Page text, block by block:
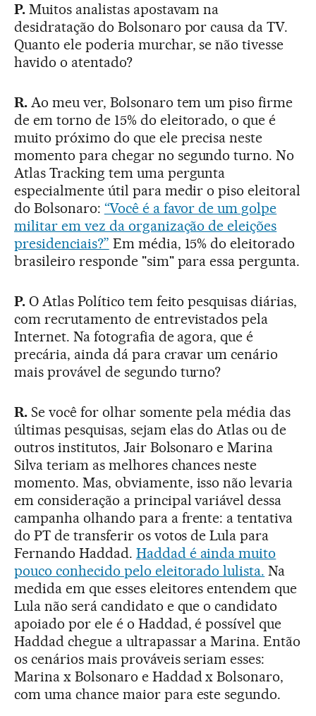
P. Muitos analistas apostavam na
desidratação do Bolsonaro por causa da TV.
Quanto ele poderia murchar, se não tivesse
havido o atentado?
R.Ao meu ver, Bolsonaro tem um piso firme
de em torno de 15% do eleitorado, o que é
muito próximo do que ele precisa neste
momento para chegar no segundo turno. No
Atlas Tracking tem uma pergunta
especialmente útil para medir o piso eleitoral
do Bolsonaro: “Você é a favor de um golpe
militar em vez da organização de eleições
presidenciais?” Em média, 15% do eleitorado
brasileiro responde "sim" para essa pergunta.
P.O Atlas Político tem feito pesquisas diárias,
com recrutamento de entrevistados pela
Internet. Na fotografia de agora, que é
precária, ainda dá para cravar um cenário
mais provável de segundo turno?
R.Se você for olhar somente pela média das
últimas pesquisas, sejam elas do Atlas ou de
outros institutos, Jair Bolsonaro e Marina
Silva teriam as melhores chances neste
momento. Mas, obviamente, isso não levaria
em consideração a principal variável dessa
campanha olhando para a frente: a tentativa
do PT de transferir os votos de Lula para
Fernando Haddad. Haddad é ainda muito
pouco conhecido pelo eleitorado lulista. Na
medida em que esses eleitores entendem que
Lula não será candidato e que o candidato
apoiado por ele é o Haddad, é possível que
Haddad chegue a ultrapassar a Marina. Então
os cenários mais prováveis seriam esses:
Marina x Bolsonaro e Haddad x Bolsonaro,
com uma chance maior para este segundo.